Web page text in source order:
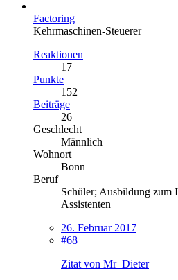
Factoring
Kehrmaschinen-Steuerer
Reaktionen
17
Punkte
152
Beiträge
26
Geschlecht
Männlich
Wohnort
Bonn
Beruf
Schüler; Ausbildung zum
Assistenten
26. Februar 2017
#68
Zitat von Mr_Dieter